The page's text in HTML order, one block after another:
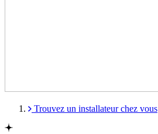
Trouvez un installateur chez vous